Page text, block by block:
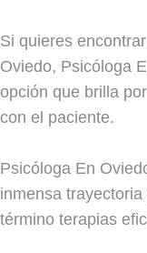
Si quieres
Oviedo, Psicóloga
opción que brilla
con el paciente.
Psicóloga En
inmensa
término terapias